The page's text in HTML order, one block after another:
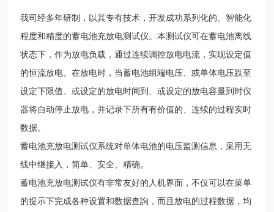
我司经多年研制，以其专有技术，开发成功系列化的、智能化
程度和精度的蓄电池充放电测试仪。本测试仪可在蓄电池离线
状态下，作为放电负载，通过连续调控放电电流，实现设定值
的恒流放电。在放电时，当蓄电池组端电压、或单体电压跌至
设定下限值、或设定的放电时间到、或设定的放电容量到时仪
器将自动停止放电，并记录下所有有价值的、连续的过程实时
数据。
蓄电池充放电测试仪系统对单体电池的电压监测信息，采用无
线中继接入，简单、安全、精确。
蓄电池充放电测试仪有非常友好的人机界面，不仅可以在菜单
的提示下完成各种设置和数据查詢，而且放电的过程数据，均